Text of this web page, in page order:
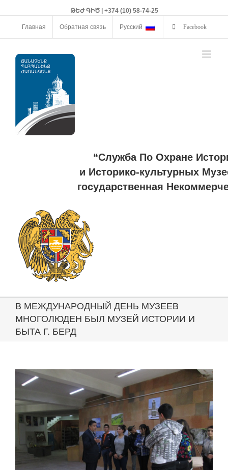
ԹԵԺ ԳԻԾ | +374 (10) 58-74-25
Главная Обратная связь Русский Facebook
“Служба По Охране
и Историко-культурных
государственная
В МЕЖДУНАРОДНЫЙ ДЕНЬ МУЗЕЕВ
МНОГОЛЮДЕН БЫЛ МУЗЕЙ ИСТОРИИ И
БЫТА Г. БЕРД
Larger